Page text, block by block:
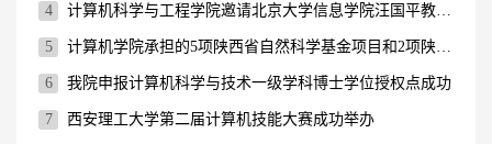
4
5
6 我院申报计算机科学与技术一级学科博士学位授权点成功
7 西安理工大学第二届计算机技能大赛成功举办